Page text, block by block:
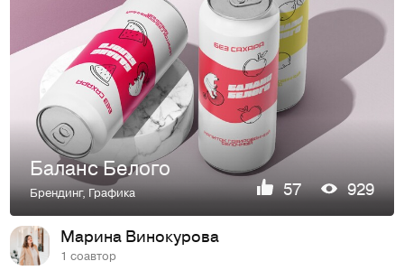
Баланс Белого
Брендинг,Графика 57 929
Марина Винокурова
1 соавтор